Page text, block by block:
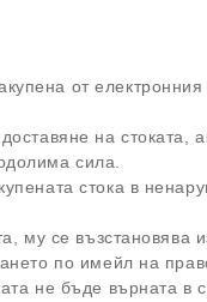
от
на стоката,
сила.
стока в
му се възстановява
по имейл на
не бъде върната в